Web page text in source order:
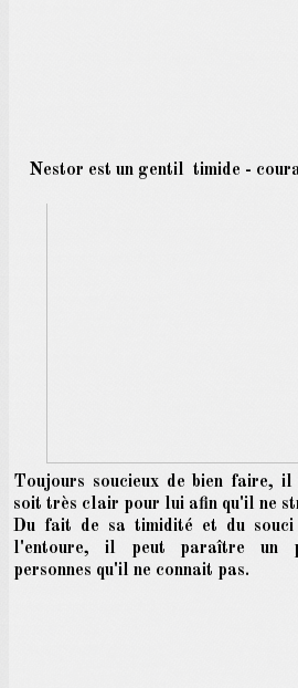
Nestor est un gentil timide -
Toujours soucieux de bien faire,
soit très clair pour lui afin qu'il ne
Du fait de sa timidité et du souci
l'entoure, il peut paraître un
personnes qu'il ne connait pas.